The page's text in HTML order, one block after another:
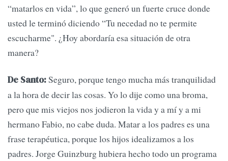
“matarlos en vida”, lo que generó un fuerte cruce donde
usted le terminó diciendo “Tu necedad no te permite
escucharme". ¿Hoy abordaría esa situación de otra
manera?
De Santo:Seguro, porque tengo mucha más tranquilidad
a la hora de decir las cosas. Yo lo dije como una broma,
pero que mis viejos nos jodieron la vida y a mí y a mi
hermano Fabio, no cabe duda. Matar a los padres es una
frase terapéutica, porque los hijos idealizamos a los
padres. Jorge Guinzburg hubiera hecho todo un programa